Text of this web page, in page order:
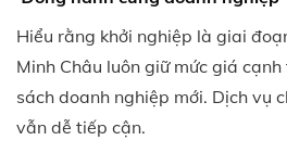
Hiểu rằng khởi nghiệp là giai
Minh Châu luôn giữ mức giá
sách doanh nghiệp mới. Dịch vụ
vẫn dễ tiếp cận.